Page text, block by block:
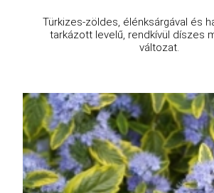
Türkizes-zöldes, élénksárgával és
tarkázott levelű, rendkívül díszes
változat.